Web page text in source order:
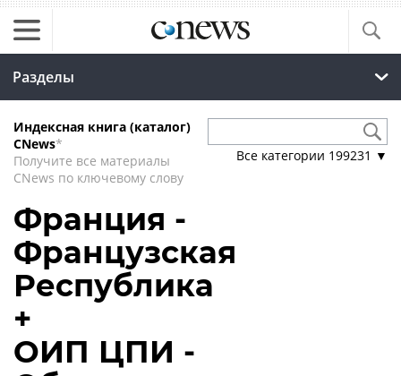
Разделы
Индексная книга (каталог)
CNews*
Получите все материалы
CNews по ключевому слову
Все категории 199231 ▼
Франция -
Французская
Республика
+
ОИП ЦПИ -